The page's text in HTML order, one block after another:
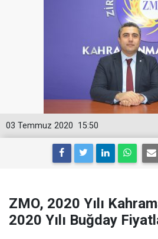
15:50
03 Temmuz 2020
ZMO, 2020 Yılı
2020 Yılı Buğday